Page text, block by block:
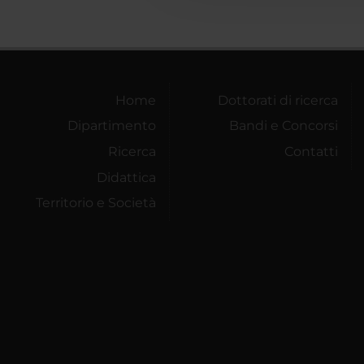
Home
Dipartimento
Ricerca
Didattica
Territorio e Società
Dottorati di ricerca
Bandi e Concorsi
Contatti